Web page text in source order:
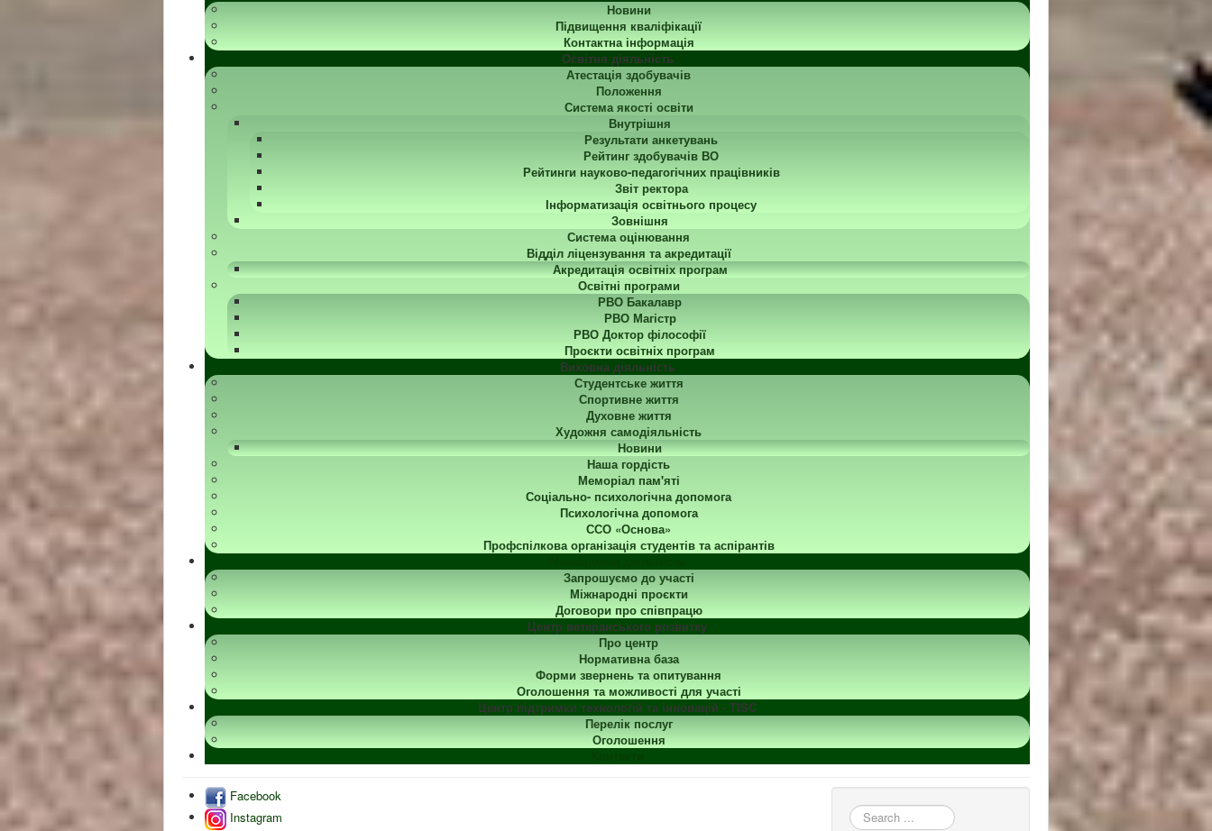
Новини
Підвищення кваліфікації
Контактна інформація
Освітня діяльність
Атестація здобувачів
Положення
Система якості освіти
Внутрішня
Результати анкетувань
Рейтинг здобувачів ВО
Рейтинги науково-педагогічних працівників
Звіт ректора
Інформатизація освітнього процесу
Зовнішня
Система оцінювання
Відділ ліцензування та акредитації
Акредитація освітніх програм
Освітні програми
РВО Бакалавр
РВО Магістр
РВО Доктор філософії
Проєкти освітніх програм
Виховна діяльність
Студентське життя
Спортивне життя
Духовне життя
Художня самодіяльність
Новини
Наша гордість
Меморіал пам'яті
Соціально- психологічна допомога
Психологічна допомога
ССО «Основа»
Профспілкова організація студентів та аспірантів
Запрошуємо до участі
Міжнародні проєкти
Договори про співпрацю
Центр ветеранського розвитку
Про центр
Нормативна база
Форми звернень та опитування
Оголошення та можливості для участі
Центр підтримки технологій та інновацій - TISC
Перелік послуг
Оголошення
Facebook
Instagram
пошук